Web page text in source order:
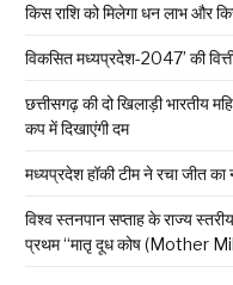
किस राशि को मिलेगा धन लाभ और
विकसित मध्यप्रदेश-2047’ की
छत्तीसगढ़ की दो खिलाड़ी भारतीय
कप में दिखाएंगी दम
मध्यप्रदेश हॉकी टीम ने रचा जीत का
विश्व स्तनपान सप्ताह के राज्य
प्रथम “मातृ दूध कोष (Mother